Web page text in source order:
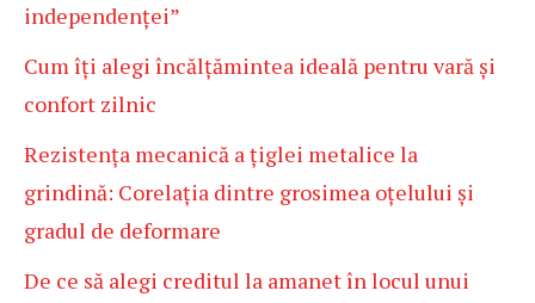
independenței”
Cum îți alegi încălțămintea ideală pentru vară și
confort zilnic
Rezistența mecanică a țiglei metalice la
grindină: Corelația dintre grosimea oțelului și
gradul de deformare
De ce să alegi creditul la amanet în locul unui